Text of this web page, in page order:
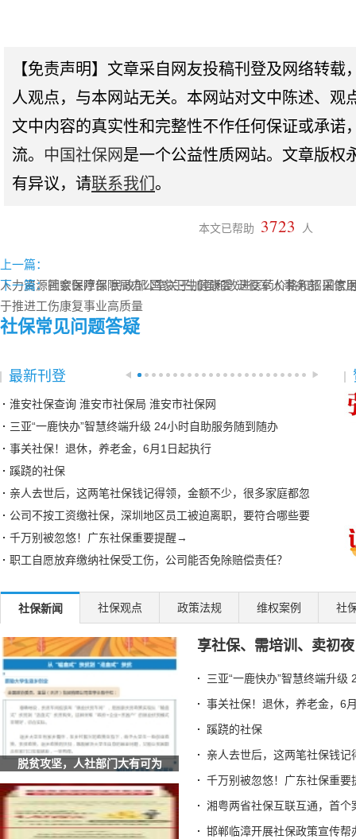
【免责声明】文章采自网友投稿刊登及网络转载
人观点，与本网站无关。本网站对文中陈述、观
文中内容的真实性和完整性不作任何保证或承诺
流。 中国社保网 是一个公益性质网站。文章版权
有异议，请联系我们 。
本文已帮助 3723 人
上一篇：
人力资源社会保障部 民政部 国家卫生健康委 退役军人事务部 国家
于推进工伤康复事业高质量
下一篇：国家医疗保障局办公室关于加强和改进医药价格和招采信
社保常见问题答疑
最新刊登
淮安社保查询 淮安市社保局 淮安市社保网
三亚“一鹿快办”智慧终端升级 24小时自助服务随到随办
事关社保！退休，养老金，6月1日起执行
蹊跷的社保
亲人去世后，这两笔社保钱记得领，金额不少，很多家庭都忽
公司不按工资缴社保，深圳地区员工被迫离职，要符合哪些要
千万别被忽悠！广东社保重要提醒→
职工自愿放弃缴纳社保受工伤，公司能否免除赔偿责任？
湘粤两省社保互联互通，首个案例成功办理
邯郸临漳开展社保政策宣传帮办系列活动
泸州江阳区社保局：延伸服务触角 传递社保温度
异地制卡不犯难 社保“云端”牵线办
退休的单位已注销，怎么换第三代社保卡？北京人社局解答
七台河破冰之举！社保卡+智慧赛事系统解锁冰雪体育数字化新
四川汉源：社保打好服务组合拳 提升重点群体服务质效
湖北荆门：社保“私人定制”服务让民生保障更有温度
安徽六安：叶集区人社局工伤宣传进企业 社保政策暖人心
辽宁：全国首创 沈阳“智慧社保”实现延迟退休政策“指
甘肃酒泉：数字引擎驱动社保经办升级 智慧服务托起民生
社保新闻 社保观点 政策法规 维权案例 社
脱贫攻坚，人社部门大有可为
享社保、需培训、卖初
三亚“一鹿快办”智慧终端升级
事关社保！退休，养老金，6
蹊跷的社保
亲人去世后，这两笔社保钱
千万别被忽悠！广东社保重
湘粤两省社保互联互通，首个
邯郸临漳开展社保政策宣传帮